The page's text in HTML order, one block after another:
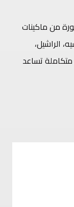
من ماكینات
الراشیل،
تساعد